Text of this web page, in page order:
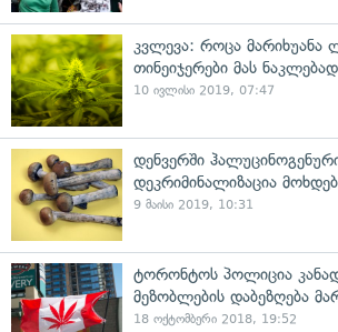
კვლევა: როცა მარიხუანა
თინეიჯერები მას
10 ივლისი 2019, 07:47
დენვერში
დეკრიმინალიზაცია
9 მაისი 2019, 10:31
ტორონტოს პოლიცია
მეზობლების დაბეზღება
18 ოქტომბერი 2018, 19:52